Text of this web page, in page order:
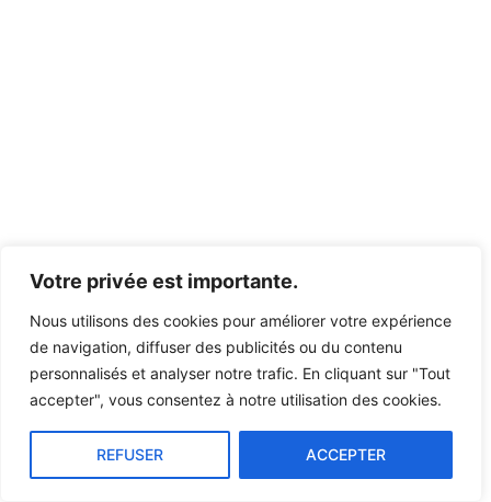
Votre privée est importante.
Nous utilisons des cookies pour améliorer votre expérience
de navigation, diffuser des publicités ou du contenu
personnalisés et analyser notre trafic. En cliquant sur "Tout
accepter", vous consentez à notre utilisation des cookies.
REFUSER ACCEPTER